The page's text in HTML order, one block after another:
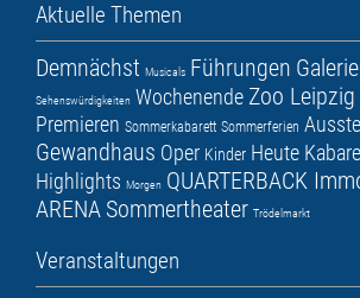
Aktuelle Themen
Demnächst Musicals Führungen
Sehenswürdigkeiten Wochenende Zoo Leipzig
Premieren Sommerkabarett Sommerferien
Gewandhaus Oper Kinder Heute
Highlights Morgen QUARTERBACK
ARENA Sommertheater Trödelmarkt
Veranstaltungen